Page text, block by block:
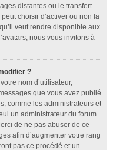
distantes ou le transfert
choisir d’activer ou non la
veut rendre disponible aux
nous vous invitons à
?
nom d’utilisateur,
que vous avez publié
comme les administrateurs et
un administrateur du forum
de ne pas abuser de ce
afin d’augmenter votre rang
pas ce procédé et un